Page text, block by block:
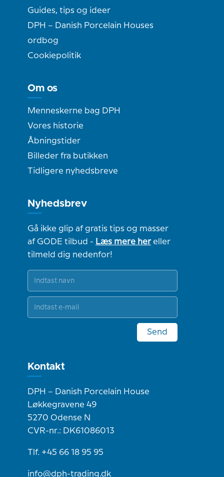
Guides, tips og ideer
DPH – Danish Porcelain Houses
ordbog
Cookiepolitik
Om os
Menneskerne bag DPH
Vores historie
Åbningstider
Billeder fra butikken
Tidligere nyhedsbreve
Nyhedsbrev
Gå ikke glip af gratis tips og masser
af GODE tilbud - Læs mere hereller
tilmeld dig nedenfor!
Send
Kontakt
DPH – Danish Porcelain House
Løkkegravene 49
5270 Odense N
CVR-nr.: DK61086013
Tlf. +45 66 18 95 95
info@dph-trading.dk